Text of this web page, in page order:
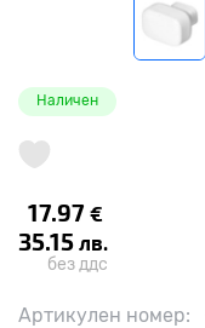
Наличен
17.97 €
35.15 лв.
без ддс
Артикулен номер: